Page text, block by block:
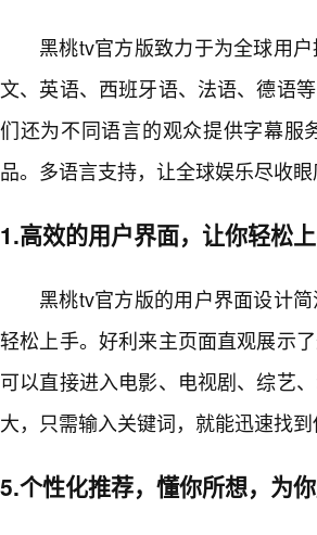
黑桃tv官方版致力于为全球用
文、英语、西班牙语、法语、德语
们还为不同语言的观众提供字幕服
品。多语言支持，让全球娱乐尽收眼
1.高效的用户界面，让你轻松
黑桃tv官方版的用户界面设计
轻松上手。好利来主页面直观展示
可以直接进入电影、电视剧、综艺
大，只需输入关键词，就能迅速找到
5.个性化推荐，懂你所想，为